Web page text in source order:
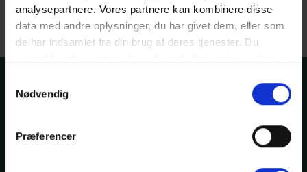
analysepartnere. Vores partnere kan kombinere disse
data med andre oplysninger, du har givet dem, eller som
de har indsamlet fra din brug af deres tjenester. Du
Nødvendig
Præferencer
Har du ingen bruger?Opret konto
6853 Vejers Strand